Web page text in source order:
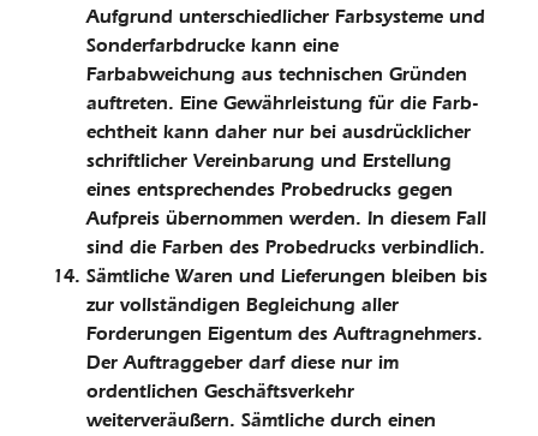
Aufgrund unterschiedlicher Farbsysteme und
Sonderfarbdrucke kann eine
Farbabweichung aus technischen Gründen
auftreten. Eine Gewährleistung für die Farb­
echtheit kann daher nur bei ausdrücklicher
schriftlicher Vereinbarung und Erstellung
eines entsprechendes Probedrucks gegen
Aufpreis übernommen werden. In diesem Fall
sind die Farben des Probedrucks verbindlich.
Sämtliche Waren und Lieferungen bleiben bis
zur vollständigen Begleichung aller
Forderungen Eigentum des Auftragnehmers.
Der Auftraggeber darf diese nur im
ordentlichen Geschäftsverkehr
weiterveräußern. Sämtliche durch einen